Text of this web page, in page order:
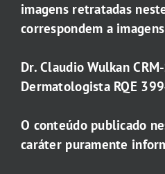
imagens retratadas
correspondem a
Dr. Claudio Wulkan
Dermatologista RQE
O conteúdo publicado
caráter puramente